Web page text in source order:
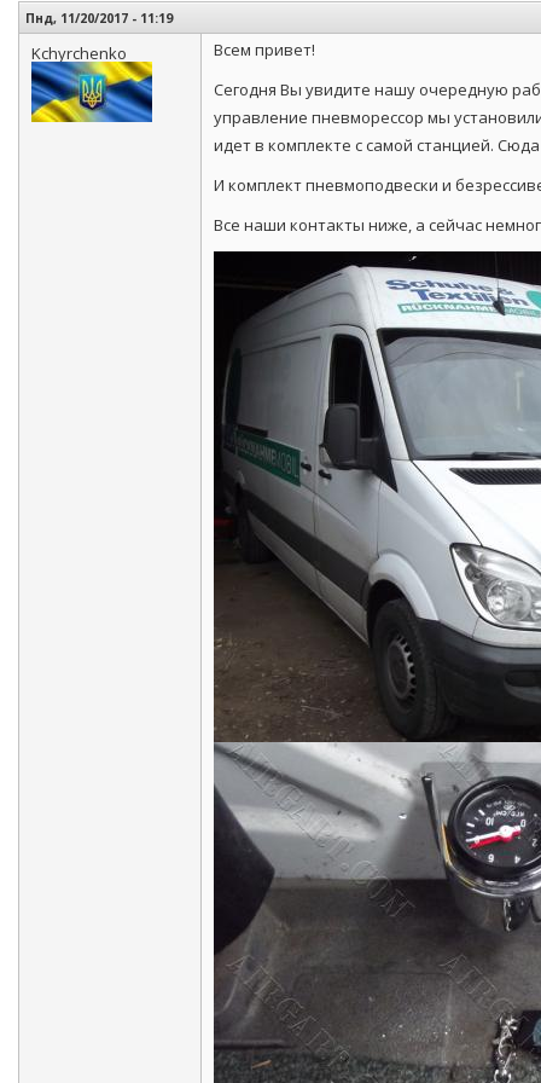
Пнд, 11/20/2017 - 11:19
Kchyrchenko
Всем привет!
Сегодня Вы увидите нашу очередную
управление пневморессор мы
идет в комплекте с самой станцией.
И комплект пневмоподвески и
Все наши контакты ниже, а сейчас